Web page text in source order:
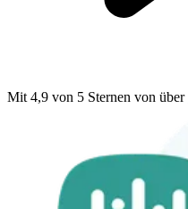
Mit 4,9 von 5 Sternen von über